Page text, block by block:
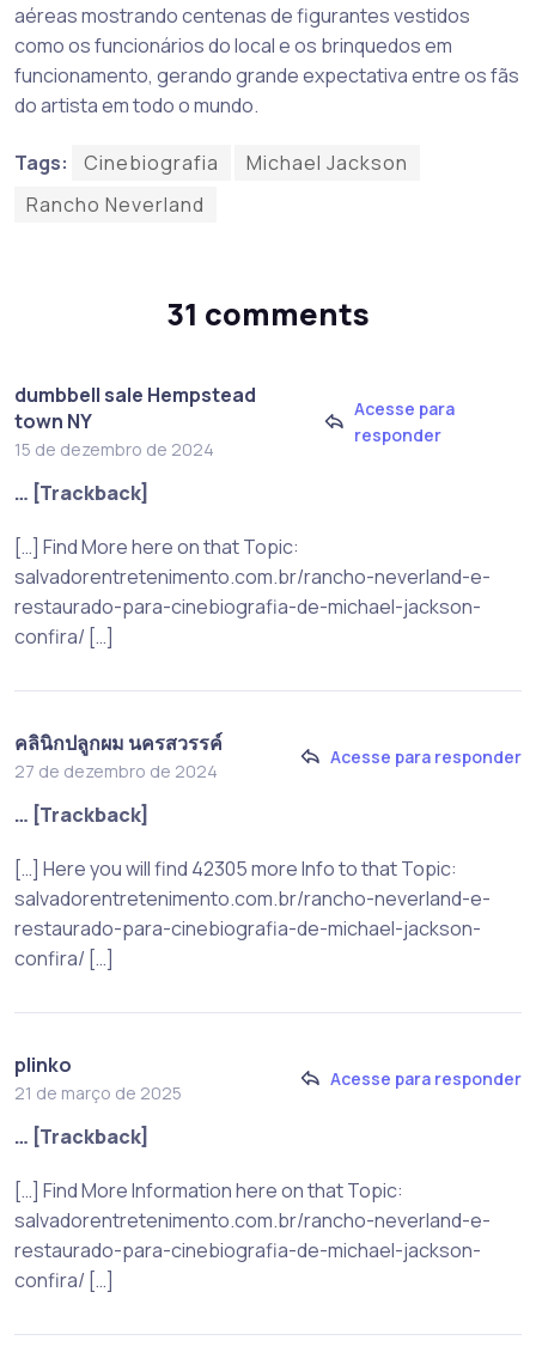
aéreas mostrando centenas de figurantes vestidos
como os funcionários do local e os brinquedos em
funcionamento, gerando grande expectativa entre os fãs
do artista em todo o mundo.
Tags: Cinebiografia
Michael Jackson
Rancho Neverland
31 comments
dumbbell sale Hempstead
town NY
15 de dezembro de 2024
Acesse para
responder
… [Trackback]
[…] Find More here on that Topic:
salvadorentretenimento.com.br/rancho-neverland-e-
restaurado-para-cinebiografia-de-michael-jackson-
confira/ […]
คลินิกปลูกผม นครสวรรค์
27 de dezembro de 2024
Acesse para responder
… [Trackback]
[…] Here you will find 42305 more Info to that Topic:
salvadorentretenimento.com.br/rancho-neverland-e-
restaurado-para-cinebiografia-de-michael-jackson-
confira/ […]
plinko
21 de março de 2025
Acesse para responder
… [Trackback]
[…] Find More Information here on that Topic:
salvadorentretenimento.com.br/rancho-neverland-e-
restaurado-para-cinebiografia-de-michael-jackson-
confira/ […]